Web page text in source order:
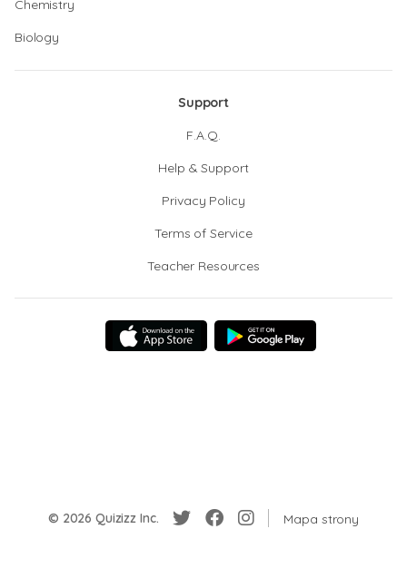
Chemistry
Biology
Support
F.A.Q.
Help & Support
Privacy Policy
Terms of Service
Teacher Resources
© 2026 Quizizz Inc. Mapa strony